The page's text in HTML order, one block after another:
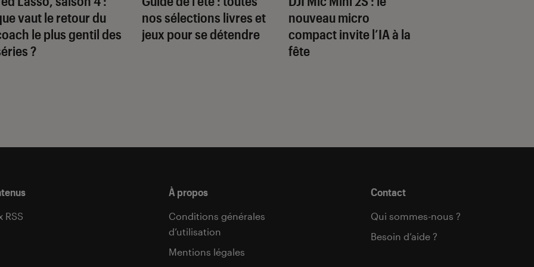
vaut le retour du
le plus gentil des
?
nos sélections livres et
jeux pour se détendre
nouveau micro
compact invite l’IA à la
fête
RSS
À propos
Conditions générales
d’utilisation
Mentions légales
Contact
Qui sommes-nous ?
Besoin d’aide ?